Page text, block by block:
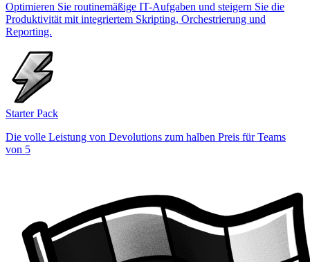
Optimieren Sie routinemäßige IT-Aufgaben und steigern Sie die
Produktivität mit integriertem Skripting, Orchestrierung und
Reporting.
Starter Pack
Die volle Leistung von Devolutions zum halben Preis für Teams
von 5